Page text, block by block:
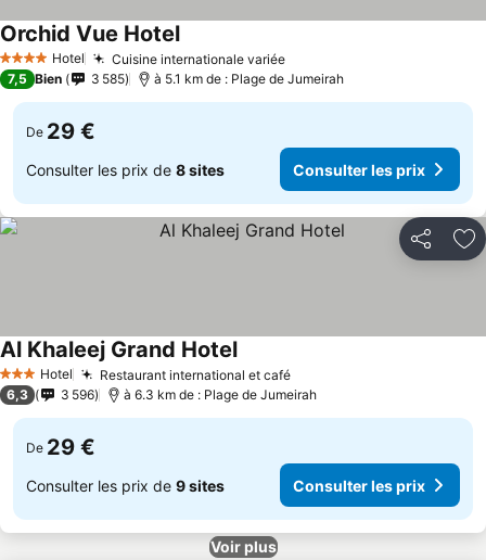
4 Étoiles Hotel Cuisine internationale variéeConsulter les prix
Orchid Vue HotelConsulter les prix
7,5 Bien 3 585 à 5.1 km de : Plage de Jumeirah
De 29 €
Consulter les prix de 8 sites Consulter les prix
Partager
3 ÉtoilesHotel Restaurant international et caféConsulter les prix
Al Khaleej Grand HotelConsulter les prix
6,3 3 596 à 6.3 km de : Plage de Jumeirah
De 29 €
Consulter les prix de 9 sites Consulter les prix
Voir plus